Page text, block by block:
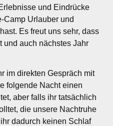
und Eindrücke
Camp Urlauber und
Es freut uns sehr, dass
und auch nächstes Jahr
im direkten Gespräch mit
folgende Nacht einen
aber falls ihr tatsächlich
die unsere Nachtruhe
dadurch keinen Schlaf